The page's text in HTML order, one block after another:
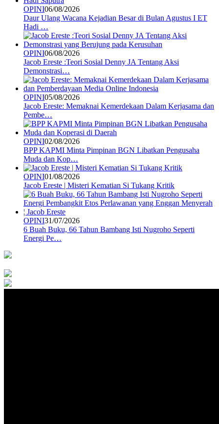
OPINI06/08/2026
Daur Ulang Wacana Kejadian Besar di Bulan Agustus I ET
Hadi …
OPINI06/08/2026
Jacob Ereste :Teori Sosial Denny JA Tentang Aksi
Demonstrasi…
OPINI05/08/2026
Jacob Ereste: Memaknai Kemerdekaan Dalam Kerjasama dan
Pembe…
OPINI02/08/2026
BPP KAPMI Minta Pimpinan BGN Libatkan Pengusaha
Muda dan Kop…
OPINI01/08/2026
Jacob Ereste | Misteri Kematian Si Tukang Kritik
OPINI31/07/2026
6 Buah Buku, 66 Tahun Bambang Isti Nugroho Seperti
Energi Pe…